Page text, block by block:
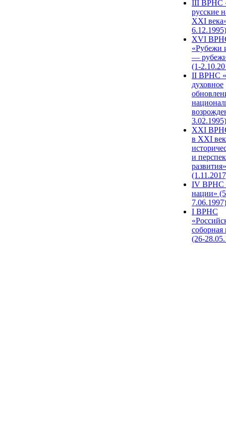
III ВРНС
русские
XXI
6.12.1995)
XVI
«Рубежи
—
(1-
II ВРНС
духовное
3.02.1995)
XХI
в XXI
и
развития»
IV ВРНС
нации»
7.06.1997)
I ВРНС
(26-